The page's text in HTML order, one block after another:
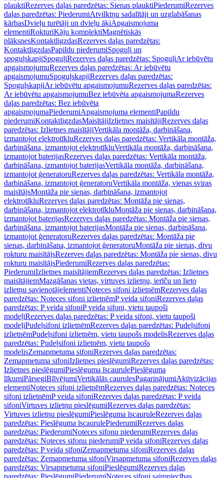
plauktiRezerves daļas paredzētas: Sienas plauktiPiederumiRezerves
daļas paredzētas: PiederumiAtvilktņu sadalītāji un uzglabāšanas
kārbasDvieļu turētāji un dvieļu āķiApgaismojuma
elementiRokturiKāju komplektiMagnētiskās
plāksnesKontaktligzdasRezerves daļas paredzētas:
KontaktligzdasPapildu piederumiSpoguļi un
spoguļskapjiSpoguļiRezerves daļas paredzētas: SpoguļiAr iebūvētu
apgaismojumuRezerves daļas paredzētas: Ar iebūvētu
apgaismojumuSpoguļskapjiRezerves daļas paredzētas:
SpoguļskapjiAr iebūvētu apgaismojumuRezerves daļas paredzētas:
Ar iebūvētu apgaismojumuBez iebūvēta apgaismojumaRezerves
daļas paredzētas: Bez iebūvēta
apgaismojumaPiederumiApgaismojuma elementiPapildu
piederumiKontaktligzdasMaisītājiIzlietnes maisītājiRezerves daļas
paredzētas: Izlietnes maisītājiVertikāla montāža, darbināšana,
izmantojot elektrotīkluRezerves daļas paredzētas: Vertikāla montāža,
darbināšana, izmantojot elektrotīkluVertikāla montāža, darbināšana,
izmantojot baterijasRezerves daļas paredzētas: Vertikāla montāža,
darbināšana, izmantojot baterijasVertikāla montāža, darbināšana,
izmantojot ģeneratoruRezerves daļas paredzētas: Vertikāla montāža,
darbināšana, izmantojot ģeneratoruVertikāla montāža, vienas sviras
maisītājsMontāža pie sienas, darbināšana, izmantojot
elektrotīkluRezerves daļas paredzētas: Montāža pie sienas,
darbināšana, izmantojot elektrotīkluMontāža pie sienas, darbināšana,
izmantojot baterijasRezerves daļas paredzētas: Montāža pie sienas,
darbināšana, izmantojot baterijasMontāža pie sienas, darbināšana,
izmantojot ģeneratoruRezerves daļas paredzētas: Montāža pie
sienas, darbināšana, izmantojot ģeneratoruMontāža pie sienas, divu
rokturu maisītājsRezerves daļas paredzētas: Montāža pie sienas, divu
rokturu maisītājsPiederumiRezerves daļas paredzētas:
PiederumiIzlietnes maisītājiemRezerves daļas paredzētas: Izlietnes
maisītājiemMazgāšanas vietas, virtuves izlietņu, ierīču un lieto
izlietņu savienotājelementiNoteces sifoni izlietnēmRezerves daļas
paredzētas: Noteces sifoni izlietnēmP veida sifoniRezerves daļas
paredzētas: P veida sifoniP veida sifoni, vietu taupoši
modeļiRezerves daļas paredzētas: P veida sifoni, vietu taupoši
modeļiPudeļsifoni izlietnēmRezerves daļas paredzētas: Pudeļsifoni
izlietnēmPudeļsifoni izlietnēm, vietu taupošs modelisRezerves daļas
paredzētas: Pudeļsifoni izlietnēm, vietu taupošs
modelisZemapmetuma sifoniRezerves daļas paredzētas:
Zemapmetuma sifoniIzlietnes pieslēgumiRezerves daļas paredzētas:
Izlietnes pieslēgumiPieslēguma īscaurulePieslēguma
līkumiPārsegiBlīvējumiVertikālās caurulesPagarinājumiAktivizācijas
elementiNoteces sifoni izlietnēmRezerves daļas paredzētas: Noteces
sifoni izlietnēmP veida sifoniRezerves daļas paredzētas: P veida
sifoniVirtuves izlietņu pieslēgumiRezerves daļas paredzētas:
Virtuves izlietņu pieslēgumiPieslēguma īscauruleRezerves daļas
paredzētas: Pieslēguma īscaurulePiederumiRezerves daļas
paredzētas: PiederumiNoteces sifonu piederumiRezerves daļas
paredzētas: Noteces sifonu piederumiP veida sifoniRezerves daļas
paredzētas: P veida sifoniZemapmetuma sifoniRezerves daļas
paredzētas: Zemapmetuma sifoniVirsapmetuma sifoniRezerves daļas
paredzētas: Virsapmetuma sifoniPieslēgumiRezerves daļas
paredzētas: PieslēgumiPiederumiNoteces sifoni saimniecības